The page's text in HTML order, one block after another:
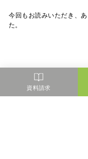
今回もお読みいただき、
た。
物流倉庫
月刊 plus one layer
資料請求